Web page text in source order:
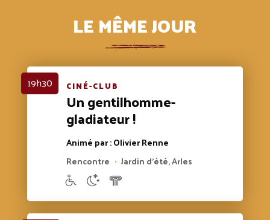
LE MÊME JOUR
19h30 CINÉ-CLUB
Un gentilhomme-
gladiateur !
Animé par : Olivier Renne
Rencontre • Jardin d'été, Arles